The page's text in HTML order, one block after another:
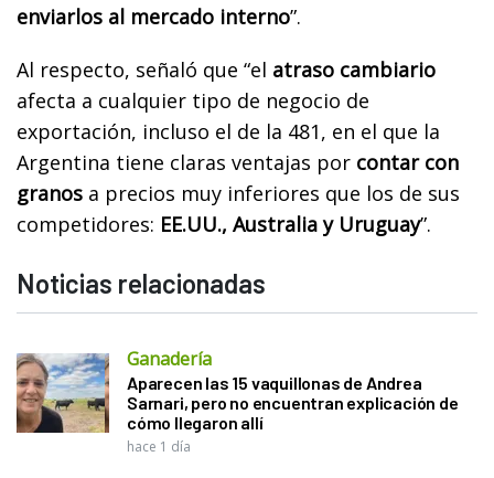
enviarlos al mercado interno”.
Al respecto, señaló que “el atraso cambiario
afecta a cualquier tipo de negocio de
exportación, incluso el de la 481, en el que la
Argentina tiene claras ventajas por contar con
granos a precios muy inferiores que los de sus
competidores: EE.UU., Australia y Uruguay”.
Noticias relacionadas
Ganadería
Aparecen las 15 vaquillonas de Andrea
Sarnari, pero no encuentran explicación de
cómo llegaron allí
hace 1 día